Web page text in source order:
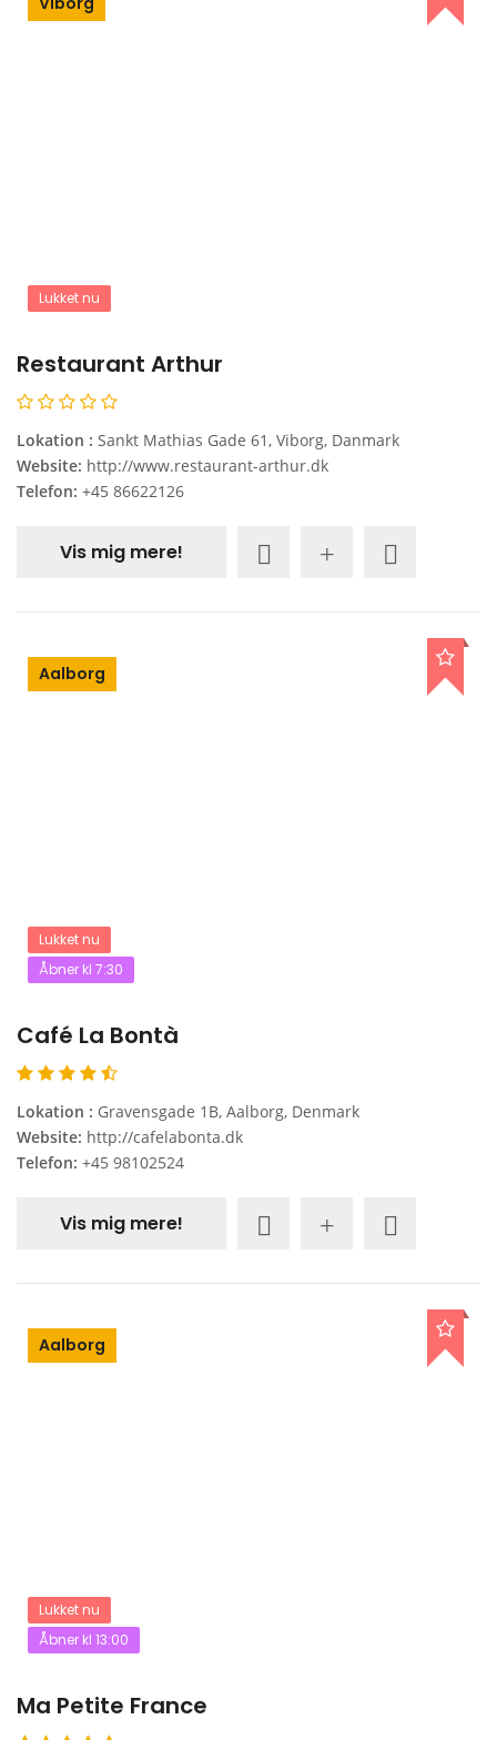
Lukket nu
Restaurant Arthur
Lokation : Sankt Mathias Gade 61, Viborg, Danmark
Website: http://www.restaurant-arthur.dk
Telefon: +45 86622126
Vis mig mere!
Aalborg
Lukket nu
Åbner kl 7:30
Café La Bontà
Lokation : Gravensgade 1B, Aalborg, Denmark
Website: http://cafelabonta.dk
Telefon: +45 98102524
Vis mig mere!
Aalborg
Lukket nu
Åbner kl 13:00
Ma Petite France